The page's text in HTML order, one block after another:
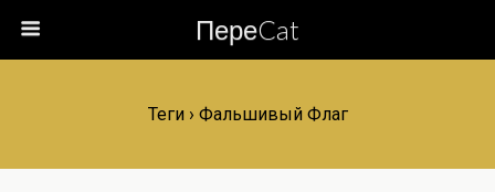
ПереCat
Теги › Фальшивый Флаг